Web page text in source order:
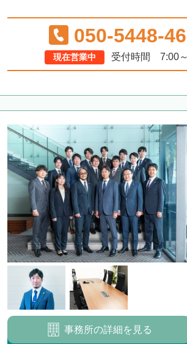
050-5448-
現在営業中 受付時間 7:00
事務所の詳細を見る